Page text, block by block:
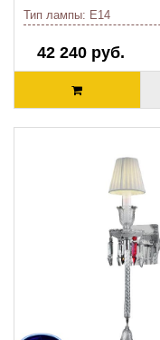
Тип лампы: E14
42 240 руб.